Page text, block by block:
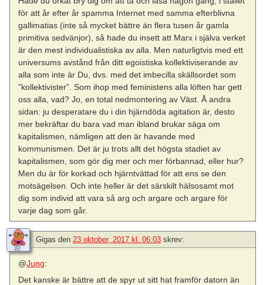
för att år efter år spamma Internet med samma efterblivna
gallimatias (inte så mycket bättre än flera tusen år gamla
primitiva sedvänjor), så hade du insett att Marx i själva verket
är den mest individualistiska av alla. Men naturligtvis med ett
universums avstånd från ditt egoistiska kollektiviserande av
alla som inte är Du, dvs. med det imbecilla skällsordet som
”kollektivister”. Som ihop med feministens alla löften har gett
oss alla, vad? Jo, en total nedmontering av Väst. Å andra
sidan: ju desperatare du i din hjärndöda agitation är, desto
mer bekräftar du bara vad man ibland brukar säga om
kapitalismen, nämligen att den är havande med
kommunismen. Det är ju trots allt det högsta stadiet av
kapitalismen, som gör dig mer och mer förbannad, eller hur?
Men du är för korkad och hjärntvättad för att ens se den
motsägelsen. Och inte heller är det särskilt hälsosamt mot
dig som individ att vara så arg och argare och argare för
varje dag som går.
Gigas den 23 oktober, 2017 kl. 06:03 skrev:
@Jung:
Det kanske är bättre att de spyr ut sitt hat framför datorn än